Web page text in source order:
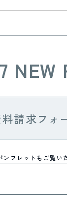
請求フォ
ンフレットもご覧い